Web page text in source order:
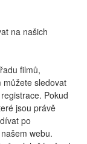
na našich
filmů,
můžete sledovat
Pokud
jsou právě
po
webu.